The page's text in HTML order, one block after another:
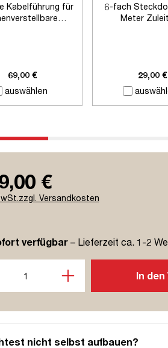
auswählen
Kabelführung für
69,00 €
6-fach
Meter
29,00 €
€
Versandkosten
verfügbar– Lieferzeit ca. 1-2
In
nicht selbst aufbauen?